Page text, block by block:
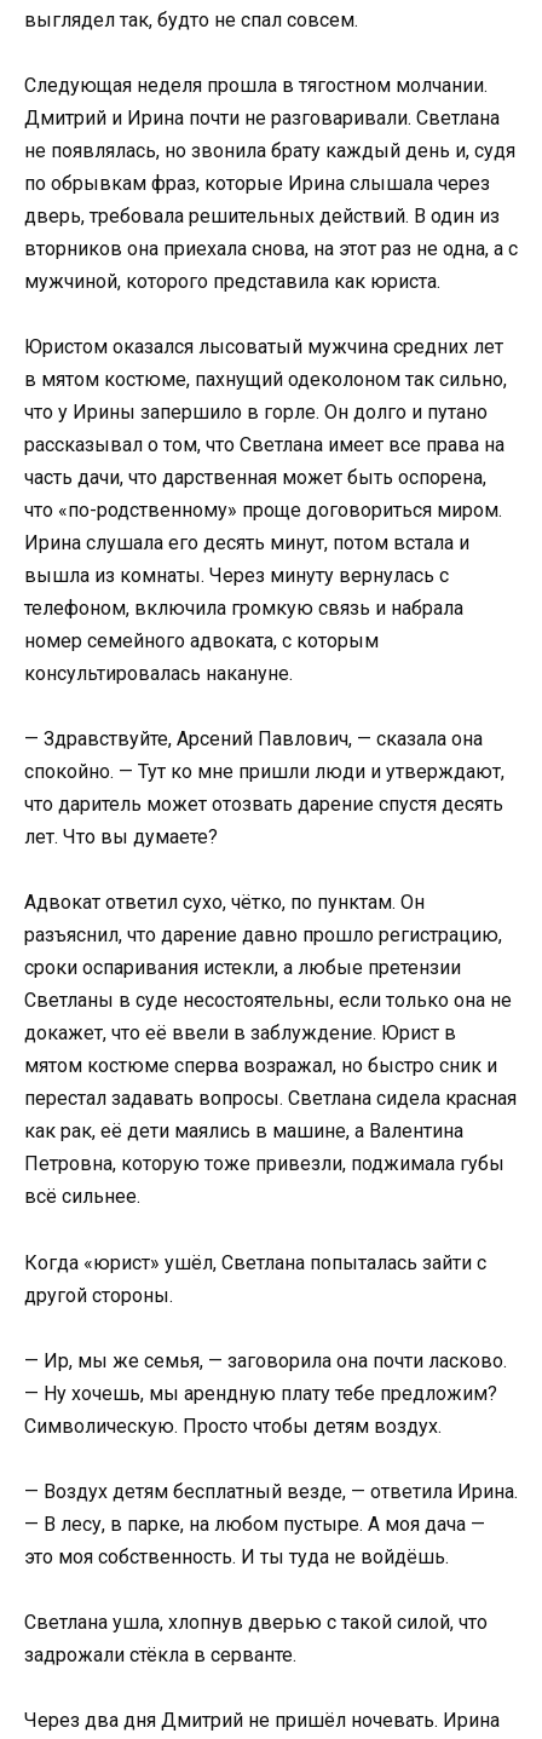
выглядел так, будто не спал совсем.
Следующая неделя прошла в тягостном молчании.
Дмитрий и Ирина почти не разговаривали. Светлана
не появлялась, но звонила брату каждый день и, судя
по обрывкам фраз, которые Ирина слышала через
дверь, требовала решительных действий. В один из
вторников она приехала снова, на этот раз не одна, а с
мужчиной, которого представила как юриста.
Юристом оказался лысоватый мужчина средних лет
в мятом костюме, пахнущий одеколоном так сильно,
что у Ирины запершило в горле. Он долго и путано
рассказывал о том, что Светлана имеет все права на
часть дачи, что дарственная может быть оспорена,
что «по-родственному» проще договориться миром.
Ирина слушала его десять минут, потом встала и
вышла из комнаты. Через минуту вернулась с
телефоном, включила громкую связь и набрала
номер семейного адвоката, с которым
консультировалась накануне.
— Здравствуйте, Арсений Павлович, — сказала она
спокойно. — Тут ко мне пришли люди и утверждают,
что даритель может отозвать дарение спустя десять
лет. Что вы думаете?
Адвокат ответил сухо, чётко, по пунктам. Он
разъяснил, что дарение давно прошло регистрацию,
сроки оспаривания истекли, а любые претензии
Светланы в суде несостоятельны, если только она не
докажет, что её ввели в заблуждение. Юрист в
мятом костюме сперва возражал, но быстро сник и
перестал задавать вопросы. Светлана сидела красная
как рак, её дети маялись в машине, а Валентина
Петровна, которую тоже привезли, поджимала губы
всё сильнее.
Когда «юрист» ушёл, Светлана попыталась зайти с
другой стороны.
— Ир, мы же семья, — заговорила она почти ласково.
— Ну хочешь, мы арендную плату тебе предложим?
Символическую. Просто чтобы детям воздух.
— Воздух детям бесплатный везде, — ответила Ирина.
— В лесу, в парке, на любом пустыре. А моя дача —
это моя собственность. И ты туда не войдёшь.
Светлана ушла, хлопнув дверью с такой силой, что
задрожали стёкла в серванте.
Через два дня Дмитрий не пришёл ночевать. Ирина